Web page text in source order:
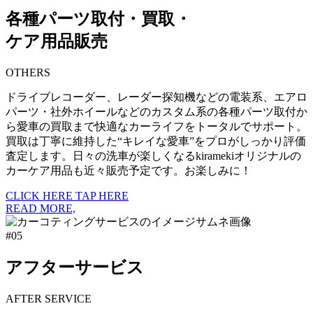
各種パーツ取付・買取・
ケア用品販売
OTHERS
ドライブレコーダー、レーダー探知機などの電装系、エアロ
パーツ・社外ホイールなどのカスタム系の各種パーツ取付か
ら愛車の買取まで快適なカーライフをトータルでサポート。
買取は丁寧に維持した“キレイな愛車”をプロがしっかり評価
査定します。日々の洗車が楽しくなるkiramekiオリジナルの
カーケア用品も近々販売予定です。お楽しみに！
CLICK HERE TAP HERE
READ MORE,
#05
アフターサービス
AFTER SERVICE